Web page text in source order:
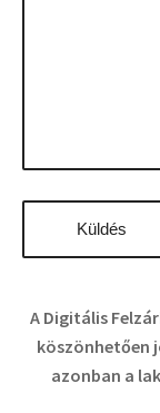
A Digitális
azonban a